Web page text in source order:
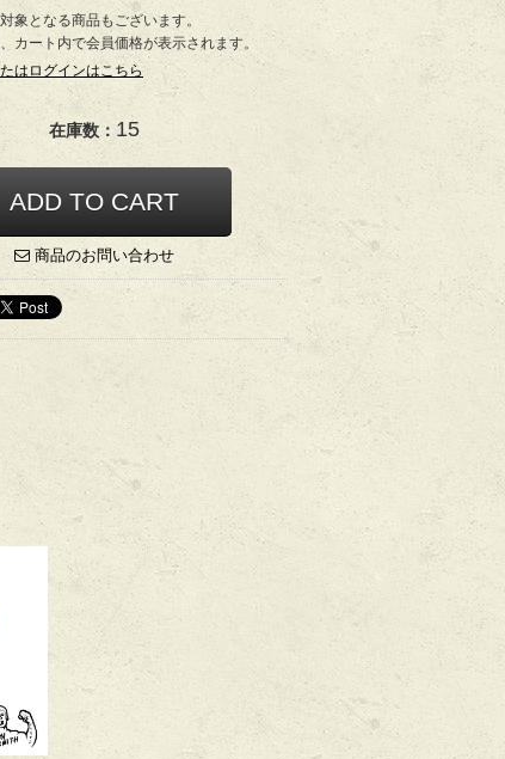
象となる商品もございます。
カート内で会員価格が表示されます。
はログインはこちら
在庫数： 15
商品のお問い合わせ